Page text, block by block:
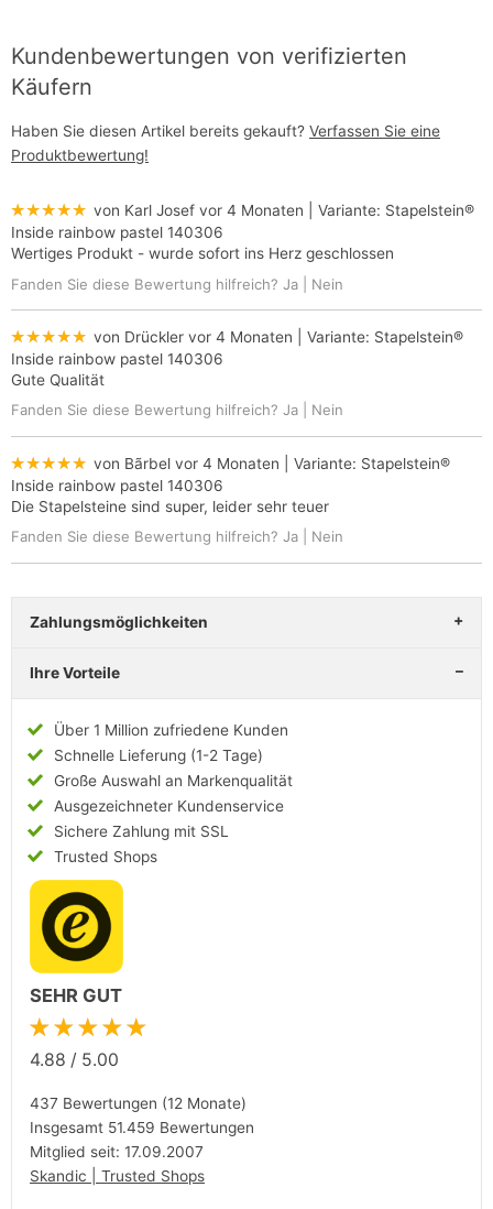
Kundenbewertungen von verifizierten
Käufern
Haben Sie diesen Artikel bereits gekauft? Verfassen Sie eine
Produktbewertung!
★★★★★ von Karl Josef vor 4 Monaten | Variante: Stapelstein®
Inside rainbow pastel 140306
Wertiges Produkt - wurde sofort ins Herz geschlossen
Fanden Sie diese Bewertung hilfreich? Ja Nein
★★★★★ von Drückler vor 4 Monaten | Variante: Stapelstein®
Inside rainbow pastel 140306
Gute Qualität
Fanden Sie diese Bewertung hilfreich? Ja Nein
★★★★★ von Bãrbel vor 4 Monaten | Variante: Stapelstein®
Inside rainbow pastel 140306
Die Stapelsteine sind super, leider sehr teuer
Fanden Sie diese Bewertung hilfreich? Ja Nein
Zahlungsmöglichkeiten
Ihre Vorteile
Über 1 Million zufriedene Kunden
Schnelle Lieferung (1-2 Tage)
Große Auswahl an Markenqualität
Ausgezeichneter Kundenservice
Sichere Zahlung mit SSL
Trusted Shops
SEHR GUT
★★★★★
4.88 / 5.00
437 Bewertungen (12 Monate)
Insgesamt 51.459 Bewertungen
Mitglied seit: 17.09.2007
Skandic | Trusted Shops